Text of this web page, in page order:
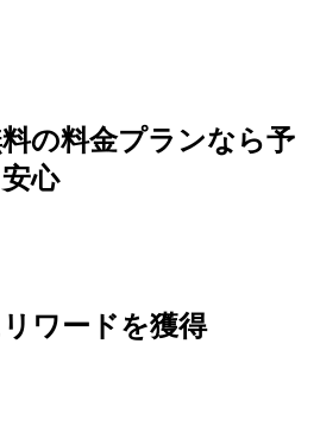
の料金プランなら予
心
ワードを獲得